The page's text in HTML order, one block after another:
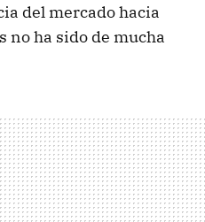
del mercado hacia
no ha sido de mucha